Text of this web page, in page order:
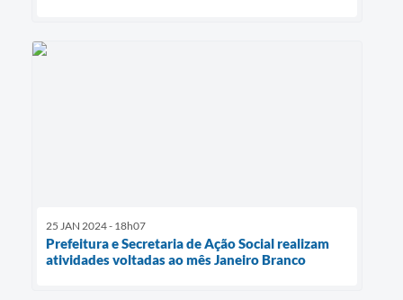
25 JAN 2024 - 18h07
Prefeitura e Secretaria de Ação Social realizam
atividades voltadas ao mês Janeiro Branco